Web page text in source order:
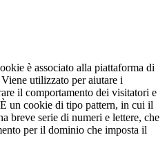
è associato alla piattaforma di
utilizzato per aiutare i
il comportamento dei visitatori e
un cookie di tipo pattern, in cui il
breve serie di numeri e lettere, che
per il dominio che imposta il